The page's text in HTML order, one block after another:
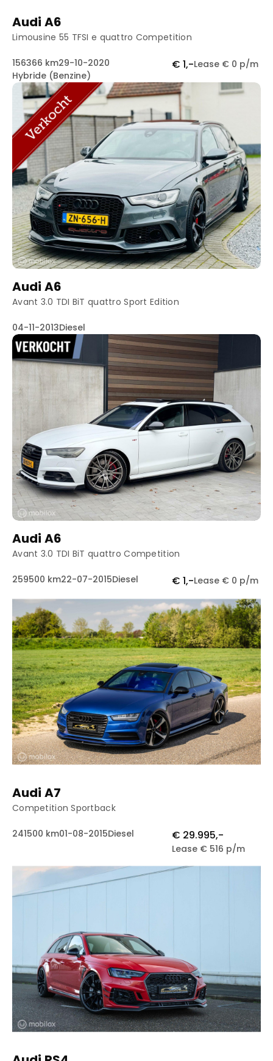
Audi A6
Limousine 55 TFSI e quattro Competition
156366 km29-10-2020
Hybride (Benzine)
€ 1,-Lease € 0 p/m
Audi A6
Avant 3.0 TDI BiT quattro Sport Edition
04-11-2013Diesel
Audi A6
Avant 3.0 TDI BiT quattro Competition
259500 km22-07-2015Diesel € 1,-Lease € 0 p/m
Audi A7
Competition Sportback
241500 km01-08-2015Diesel € 29.995,-
Lease € 516 p/m